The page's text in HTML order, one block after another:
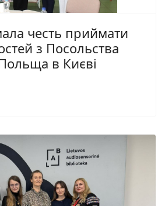
честь приймати
з Посольства
в Києві